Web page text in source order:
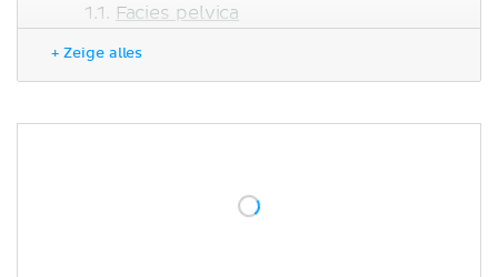
Facies pelvica
Articulatio lumbosacralis
+ Zeige alles